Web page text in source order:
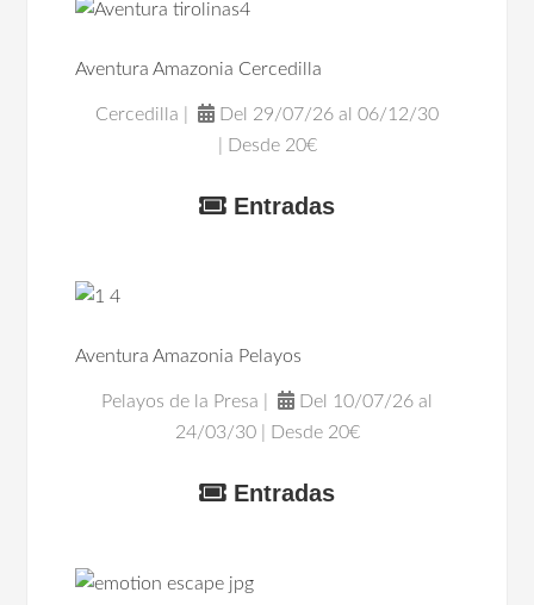
Aventura Amazonia Cercedilla
Cercedilla |
Del 29/07/26 al 06/12/30
| Desde 20€
Entradas
Aventura Amazonia Pelayos
Pelayos de la Presa |
Del 10/07/26 al
24/03/30 | Desde 20€
Entradas